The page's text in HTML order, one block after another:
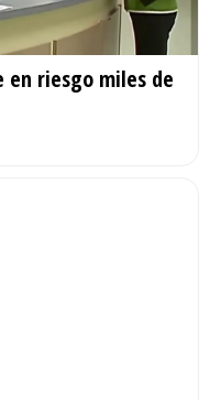
en riesgo miles de